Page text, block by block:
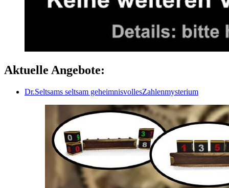
Aktuelle Angebote:
Dr.Seltsams seltsam geheimnisvollesZahlenmysterium